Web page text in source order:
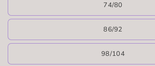
74/80
86/92
98/104